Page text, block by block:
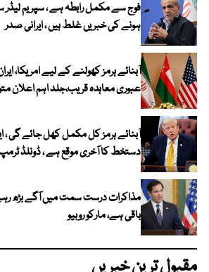
فوج سے مکمل رابطہ ہے ، سپریم
ہونے کی خبریں غلط ہیں ، ایرانی صدر
آبنائے ہرمز کھولنے کے لیے امریکا،
عبوری معاہدہ قریب،جلد اہم اعلان
آبنائے ہرمز کل مکمل کھل جائے گی ،
دستخط کا آخری موقع ہے ، ڈونلڈ
مذاکرات درست سمت میں آگے بڑھ
باقی ہے، مارکو روبیو